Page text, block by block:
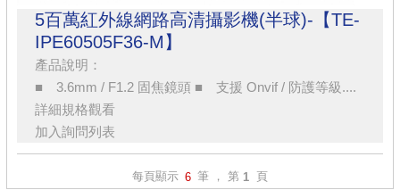
5百萬紅外線網路高清攝影機(半球)-【TE-
IPE60505F36-M】
產品說明：
■ 3.6mm / F1.2 固焦鏡頭 ■ 支援 Onvif / 防護等級....
詳細規格觀看
加入詢問列表
每頁顯示 6 筆 ， 第 1 頁